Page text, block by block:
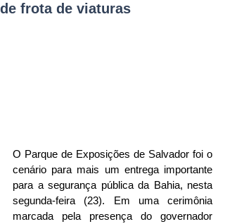
de frota de viaturas
O Parque de Exposições de Salvador foi o
cenário para mais um entrega importante
para a segurança pública da Bahia, nesta
segunda-feira (23). Em uma cerimônia
marcada pela presença do governador